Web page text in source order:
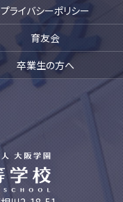
プライバシーポリシー
育友会
卒業生の方へ